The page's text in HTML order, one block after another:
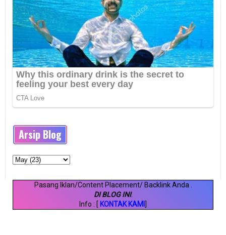
Arsip Blog
Pasang Iklan/Content Placement/ Backlink Anda
DI BLOG INI.
Info : [ KONTAK KAMI]